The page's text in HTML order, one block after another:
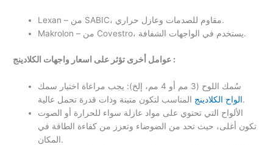
Lexan – من SABIC، مقاوم للصدمات وعازل حراري.
Makrolon – من Covestro، يستخدم في الواجهات الشفافة.
عوامل أخرى تؤثر على اسعار واجهات الكلادينج :
سُمك اللوح (3 مم أو 4 مم، إلخ): يجب مراعاة اختيار سمك
الواح الكلادينجالمناسب لتكون متينة وذات قدرة تحمل عالية.
الألواح التي تحتوي على مواد عازلة سواء للحرارة أو الصوت
تكون أغلى، حيث تحد من الضوضاء وتعزز من كفاءة الطاقة في
المكان.